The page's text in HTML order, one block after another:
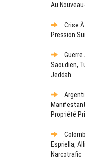
Au
Crise À
Pression
Guerre
Saoudien,
Jeddah
Propriété
Espriella,
Narcotrafic